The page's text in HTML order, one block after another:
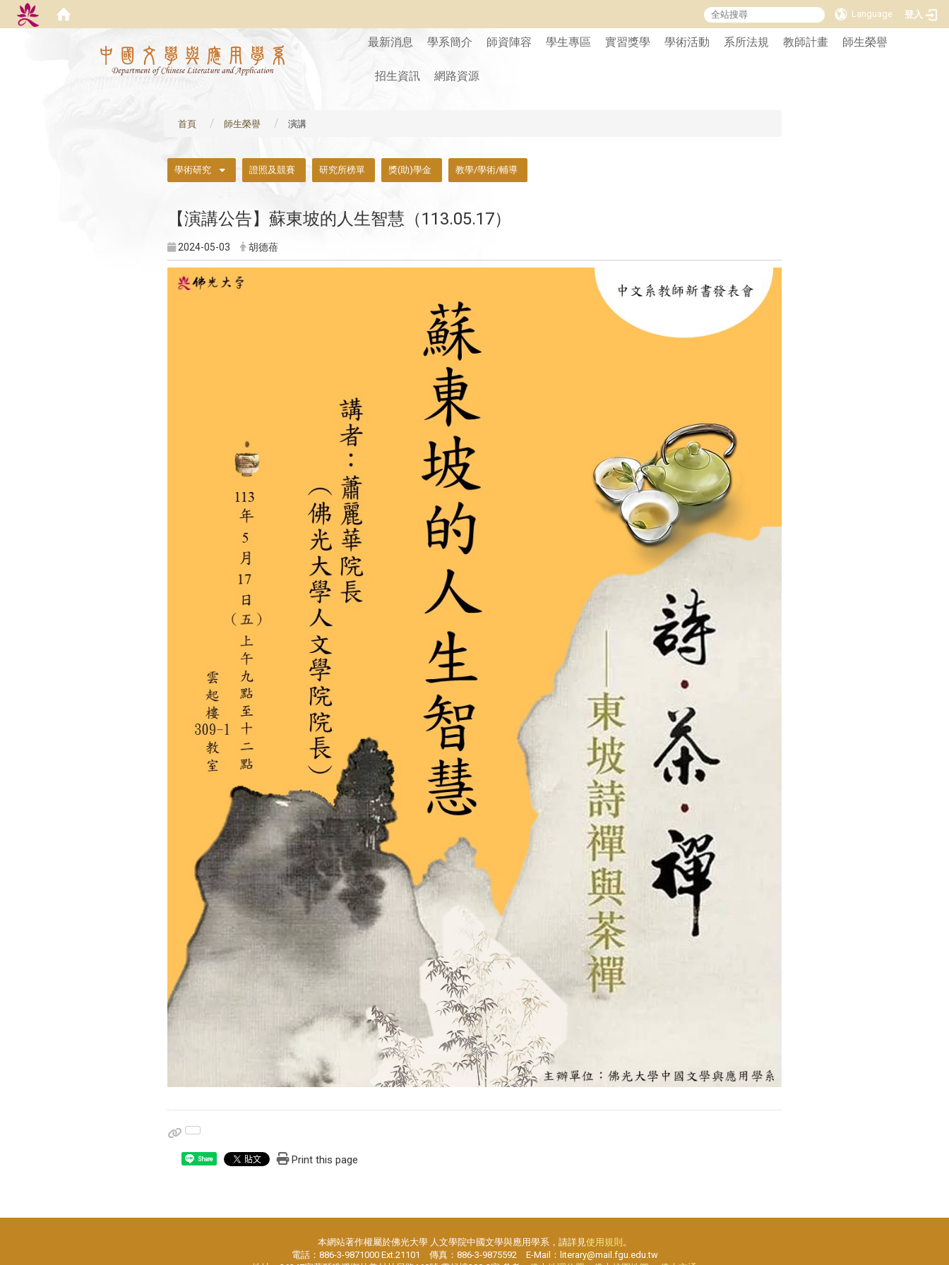
Language 登入
最新消息 學系簡介 師資陣容 學生專區 實習獎學 學術活動 系所法規 教師計畫 師生榮譽
招生資訊 網路資源
首頁 師生榮譽 演講
學術研究 證照及競賽 研究所榜單 獎(助)學金 教學/學術/輔導
【演講公告】蘇東坡的人生智慧（113.05.17）
2024-05-03 胡德蓓
Share Print this page
本網站著作權屬於佛光大學 人文學院中國文學與應用學系，請詳見使用規則 。
電話：886-3-9871000 Ext.21101 傳真：886-3-9875592 E-Mail：literary@mail.fgu.edu.tw